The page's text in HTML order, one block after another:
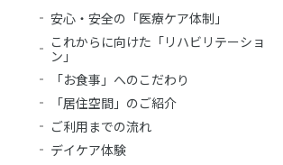
安心・安全の「医療ケア体制」
これからに向けた「リハビリテーショ
ン」
「お食事」へのこだわり
「居住空間」のご紹介
ご利用までの流れ
デイケア体験